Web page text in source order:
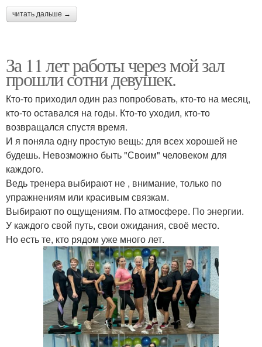
читать дальше →
За 11 лет работы через мой зал
прошли сотни девушек.
Кто-то приходил один раз попробовать, кто-то на месяц,
кто-то оставался на годы. Кто-то уходил, кто-то
возвращался спустя время.
И я поняла одну простую вещь: для всех хорошей не
будешь. Невозможно быть "Своим" человеком для
каждого.
Ведь тренера выбирают не , внимание, только по
упражнениям или красивым связкам.
Выбирают по ощущениям. По атмосфере. По энергии.
У каждого свой путь, свои ожидания, своё место.
Но есть те, кто рядом уже много лет.